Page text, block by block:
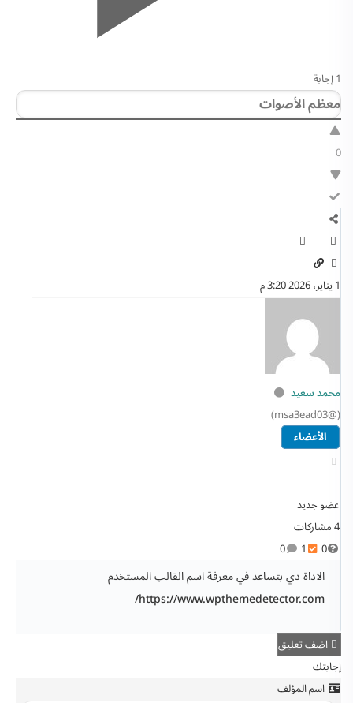
1 إجابة
0
1 يناير، 2026 3:20 م
محمد سعيد
(@msa3ead03)
الأعضاء
عضو جديد
4 مشاركات
0
1
0
الاداة دي بتساعد في معرفة اسم القالب المستخدم
https://www.wpthemedetector.com/
اضف تعليق
إجابتك
اسم المؤلف